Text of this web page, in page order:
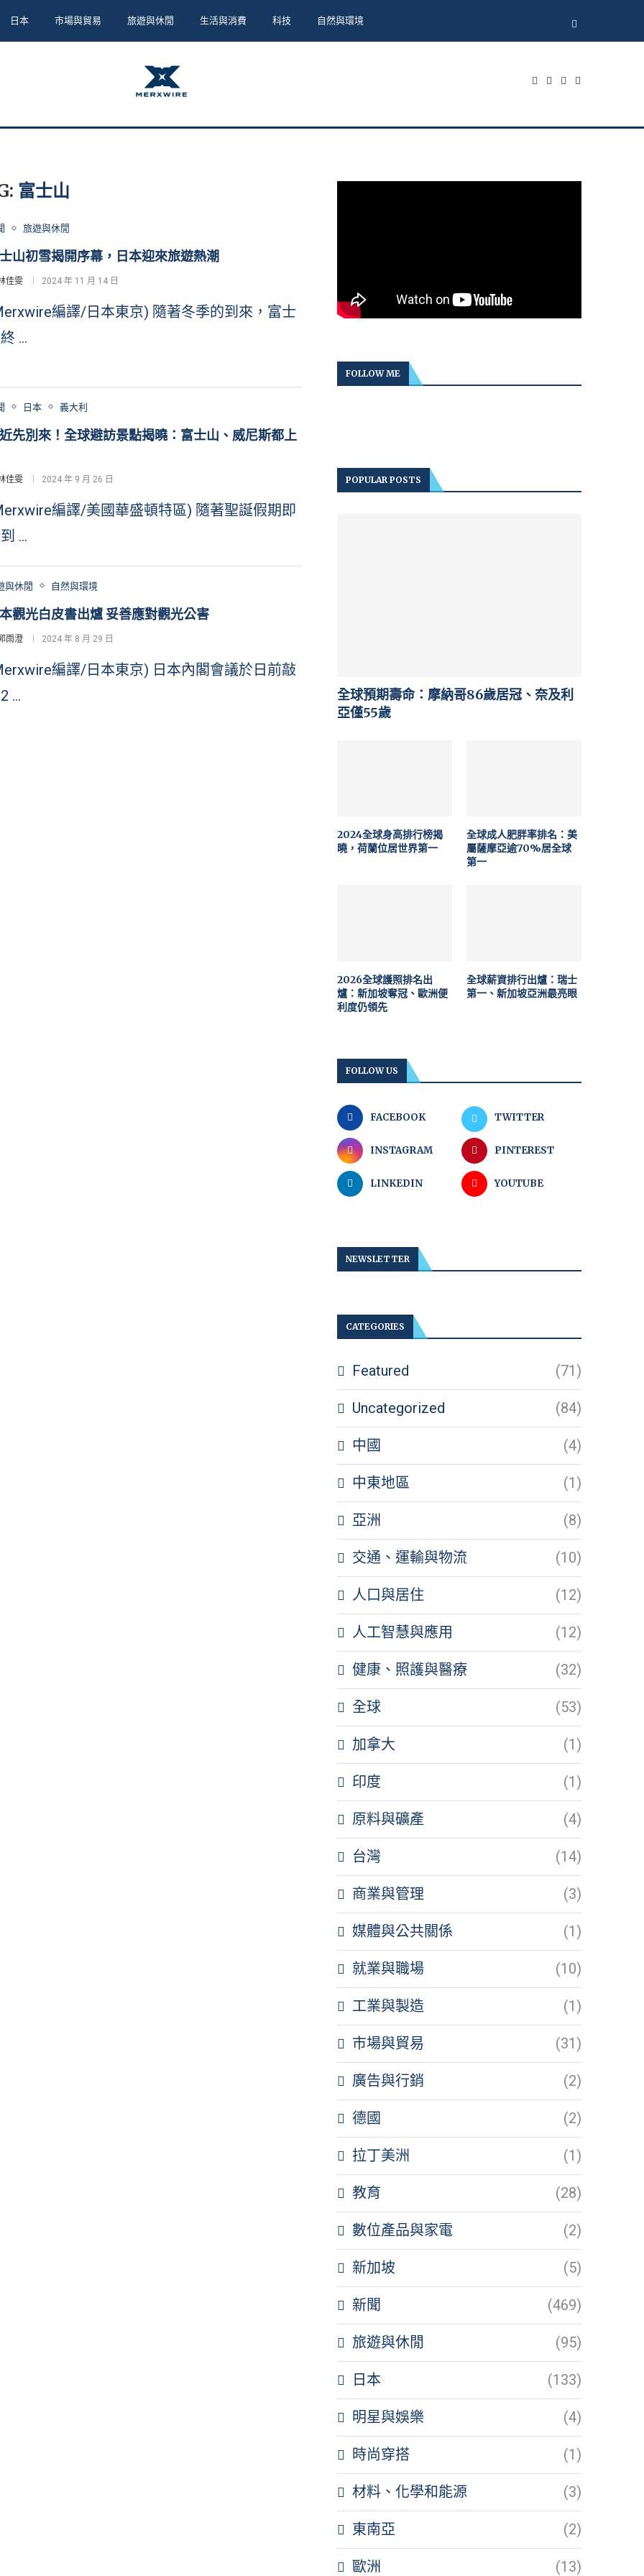
日本 市場與貿易 旅遊與休閒 生活與消費 科技 自然與環境
富士山
旅遊與休閒
山初雪揭開序幕，日本迎來旅遊熱潮
佳雯 2024 年 11 月 14 日
編譯/日本東京) 隨著冬季的到來，富士
…
日本 義大利
先別來！全球避訪景點揭曉：富士山、威尼斯都上
佳雯 2024 年 9 月 26 日
編譯/美國華盛頓特區) 隨著聖誕假期即
…
與休閒 自然與環境
觀光白皮書出爐 妥善應對觀光公害
雨澄 2024 年 8 月 29 日
編譯/日本東京) 日本內閣會議於日前敲
…
FOLLOW ME
POPULAR POSTS
全球預期壽命：摩納哥86歲居冠、奈及利
亞僅55歲
2024全球身高排行榜揭
曉，荷蘭位居世界第一
全球成人肥胖率排名：美
屬薩摩亞逾70%居全球
第一
2026全球護照排名出
爐：新加坡奪冠、歐洲便
利度仍領先
全球薪資排行出爐：瑞士
第一、新加坡亞洲最亮眼
FOLLOW US
FACEBOOK TWITTER
INSTAGRAM PINTEREST
LINKEDIN YOUTUBE
NEWSLETTER
CATEGORIES
Featured (71)
Uncategorized (84)
中國 (4)
中東地區 (1)
亞洲 (8)
交通、運輸與物流 (10)
人口與居住 (12)
人工智慧與應用 (12)
健康、照護與醫療 (32)
全球 (53)
加拿大 (1)
印度 (1)
原料與礦產 (4)
台灣 (14)
商業與管理 (3)
媒體與公共關係 (1)
就業與職場 (10)
工業與製造 (1)
市場與貿易 (31)
廣告與行銷 (2)
德國 (2)
拉丁美洲 (1)
教育 (28)
數位產品與家電 (2)
新加坡 (5)
新聞 (469)
旅遊與休閒 (95)
日本 (133)
明星與娛樂 (4)
時尚穿搭 (1)
材料、化學和能源 (3)
東南亞 (2)
歐洲 (13)